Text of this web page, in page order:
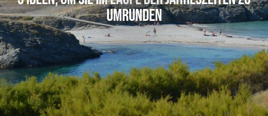
umrunden